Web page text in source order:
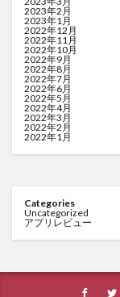
2023年2月
2023年1月
2022年12月
2022年11月
2022年10月
2022年9月
2022年8月
2022年7月
2022年6月
2022年5月
2022年4月
2022年3月
2022年2月
2022年1月
Categories
Uncategorized
アプリレビュー